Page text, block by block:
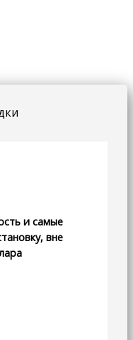
и самые
вне